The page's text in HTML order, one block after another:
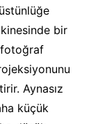
bir
fotoğraf
Aynasız
küçük